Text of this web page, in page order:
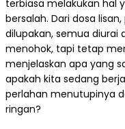
terbiasa melakukan hal
bersalah. Dari dosa
dilupakan, semua diurai
menohok, tapi tetap
menjelaskan apa yang
apakah kita sedang
perlahan menutupinya
ringan?